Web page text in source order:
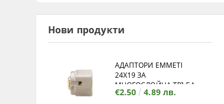
Нови продукти
АДАПТОРИ EMMETI
24X19 ЗА
МНОГОСЛОЙНА ТРЪБА
€2.50 4.89 лв.